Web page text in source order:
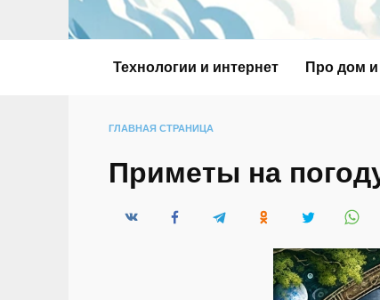
Технологии и интернет Про дом
ГЛАВНАЯ СТРАНИЦА
Приметы на